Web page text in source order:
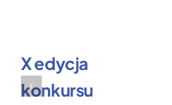
X edycja
konkursu